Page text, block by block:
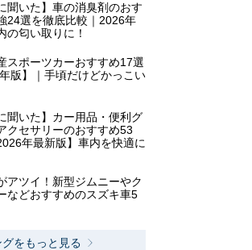
聞いた】車の消臭剤のおす
24選を徹底比較｜2026年
の匂い取りに！
スポーツカーおすすめ17選
年版】｜手頃だけどかっこい
聞いた】カー用品・便利グ
クセサリーのおすすめ53
年最新版】車内を快適に
アツイ！新型ジムニーやク
などおすすめのスズキ車5
をもっと見る